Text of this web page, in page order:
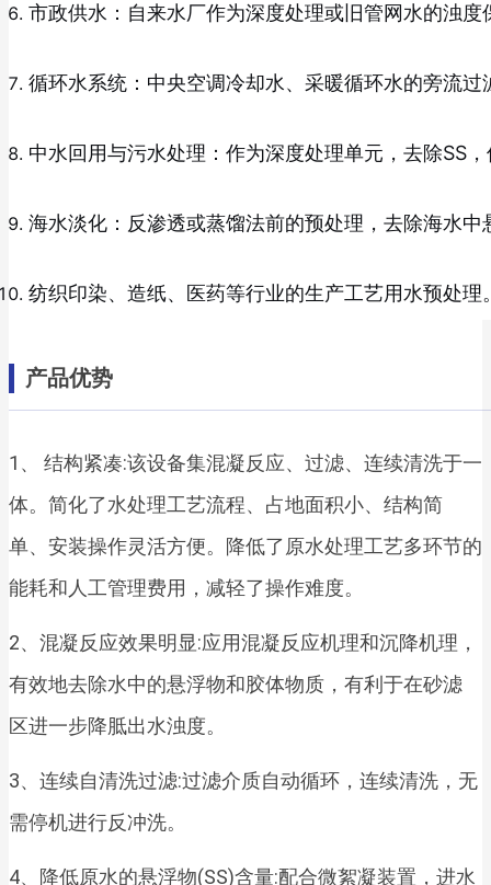
市政供水：自来水厂作为深度处理或旧管网水的浊度
循环水系统：中央空调冷却水、采暖循环水的旁流过
中水回用与污水处理：作为深度处理单元，去除SS
海水淡化：反渗透或蒸馏法前的预处理，去除海水中
纺织印染、造纸、医药等行业的生产工艺用水预处理
产品优势
1、 结构紧凑:该设备集混凝反应、过滤、连续清洗于一
体。简化了水处理工艺流程、占地面积小、结构简
单、安装操作灵活方便。降低了原水处理工艺多环节的
能耗和人工管理费用，减轻了操作难度。
2、混凝反应效果明显:应用混凝反应机理和沉降机理，
有效地去除水中的悬浮物和胶体物质，有利于在砂滤
区进一步降胝出水浊度。
3、连续自清洗过滤:过滤介质自动循环，连续清洗，无
需停机进行反冲洗。
4、降低原水的悬浮物(SS)含量:配合微絮凝装置，进水